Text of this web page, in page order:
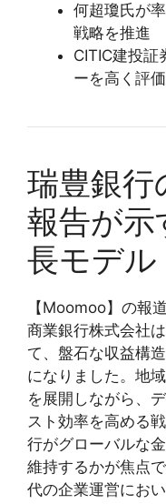
何超瓊氏が
戦略を推進
CITIC建投証
ーを高く評価
瑞豊銀行
報告が示
長モデル
【Moomoo】の報
商業銀行株式会社
て、盤石な収益構
になりました。地
を展開しながら、
スト効率を高める
行がグローバルな
維持するかが焦点
代の企業運営にお